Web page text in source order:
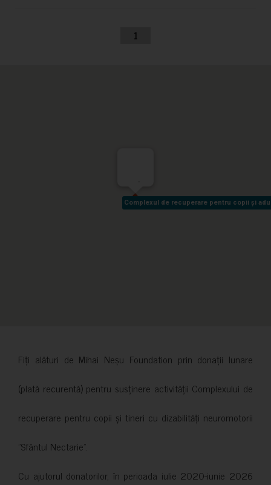
1
Complexul de recuperare pentru copii și
Complexul de recuperare pentru copii și
-
Fiți alături de Mihai Neșu Foundation prin donații lunare
(plată recurentă) pentru susținere activității Complexului de
recuperare pentru copii și tineri cu dizabilități neuromotorii
”Sfântul Nectarie”.
Cu ajutorul donatorilor, în perioada iulie 2020-iunie 2026